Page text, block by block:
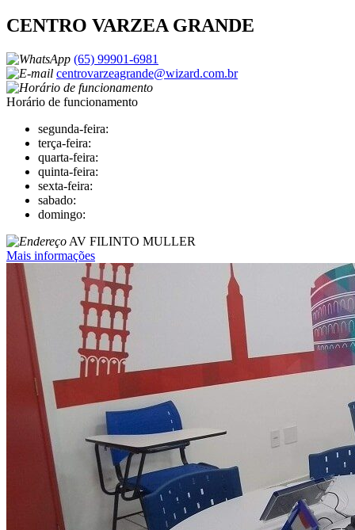
CENTRO VARZEA GRANDE
(65) 99901-6981
centrovarzeagrande@wizard.com.br
Horário de funcionamento
segunda-feira:
terça-feira:
quarta-feira:
quinta-feira:
sexta-feira:
sabado:
domingo:
AV FILINTO MULLER
Mais informações